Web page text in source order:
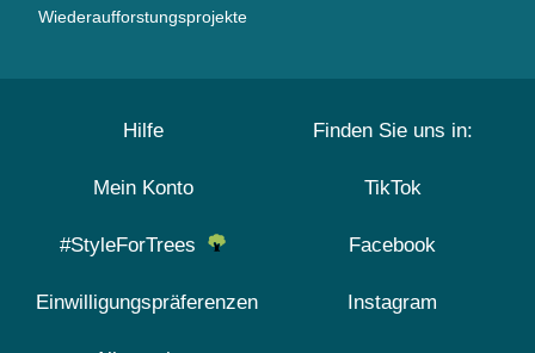
Wiederaufforstungsprojekte
Hilfe
Mein Konto
#StyleForTrees
Einwilligungspräferenzen
Finden Sie uns in:
TikTok
Facebook
Instagram